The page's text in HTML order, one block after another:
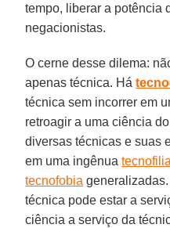
tempo, liberar a potência
negacionistas.
O cerne desse dilema:
apenas técnica. Há
técnica sem incorrer em
retroagir a uma ciência
diversas técnicas e suas
em uma ingênua
tecnofobia
técnica pode estar a
ciência a serviço da